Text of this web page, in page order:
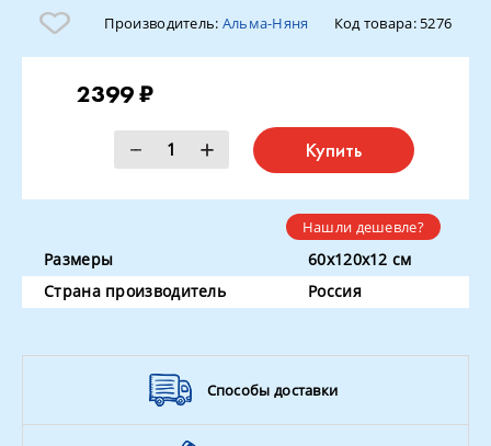
Производитель: Альма-Няня Код товара: 5276
2399 ₽
Купить
Нашли дешевле?
Размеры
60x120x12 см
Страна производитель
Россия
Способы доставки